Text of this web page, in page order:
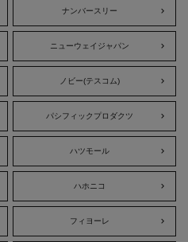
ナンバースリー
ニューウェイジャパン
ノビー(テスコム)
パシフィックプロダクツ
ハツモール
ハホニコ
フィヨーレ